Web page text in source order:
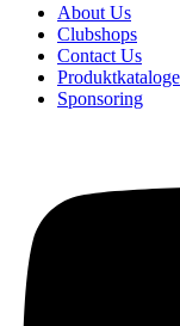
About Us
Clubshops
Contact Us
Produktkataloge
Sponsoring